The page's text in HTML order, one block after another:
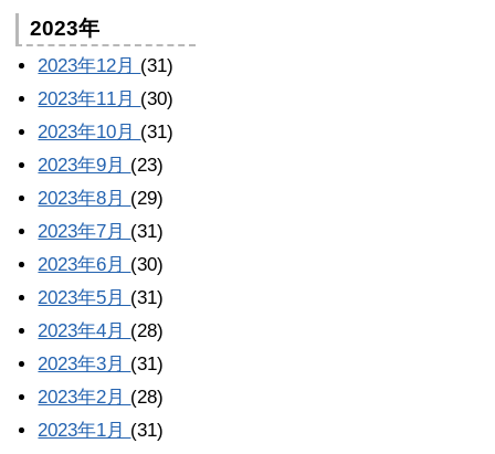
2023年
2023年12月 (31)
2023年11月 (30)
2023年10月 (31)
2023年9月 (23)
2023年8月 (29)
2023年7月 (31)
2023年6月 (30)
2023年5月 (31)
2023年4月 (28)
2023年3月 (31)
2023年2月 (28)
2023年1月 (31)